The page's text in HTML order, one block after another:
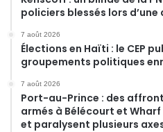
policiers blessés lors
7 août 2026
Élections en Haïti : le CEP
groupements politiques
7 août 2026
Port-au-Prince : des
armés à Bélécourt et
et paralysent plusieurs